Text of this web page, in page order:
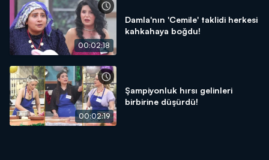
00:02:18
Damla'nın 'Cemile' taklidi herkesi
kahkahaya boğdu!
00:02:19
Şampiyonluk hırsı gelinleri
birbirine düşürdü!